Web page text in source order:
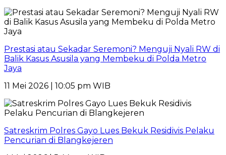
Prestasi atau Sekadar Seremoni? Menguji Nyali RW di
Balik Kasus Asusila yang Membeku di Polda Metro
Jaya
11 Mei 2026 | 10:05 pm WIB
Satreskrim Polres Gayo Lues Bekuk Residivis Pelaku
Pencurian di Blangkejeren